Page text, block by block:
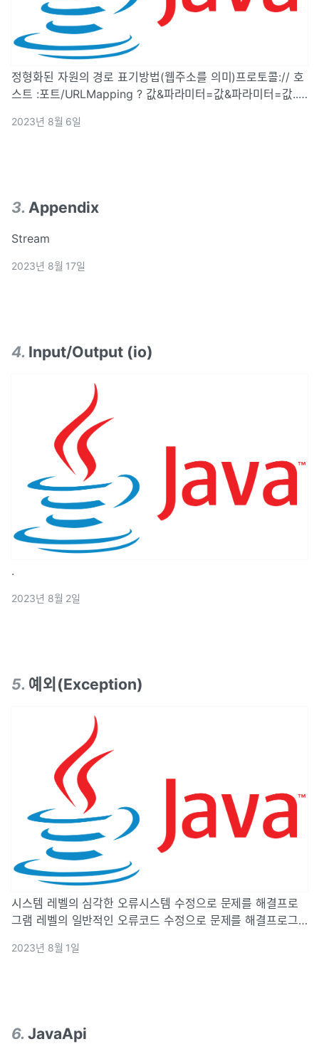
정형화된 자원의 경로 표기방법(웹주소를 의미)프로토콜:// 호
스트 :포트/URLMapping ? 값&파라미터=값&파라미터=값...
where=nexearch&sm=top_hty&f
2023년 8월 6일
3. Appendix
Stream
2023년 8월 17일
4. Input/Output (io)
.
2023년 8월 2일
5. 예외(Exception)
시스템 레벨의 심각한 오류시스템 수정으로 문제를 해결프로
그램 레벨의 일반적인 오류코드 수정으로 문제를 해결프로그
하면 프로그램이 강제로 종료된다예외가 발생하더라도 프로그
2023년 8월 1일
6. JavaApi